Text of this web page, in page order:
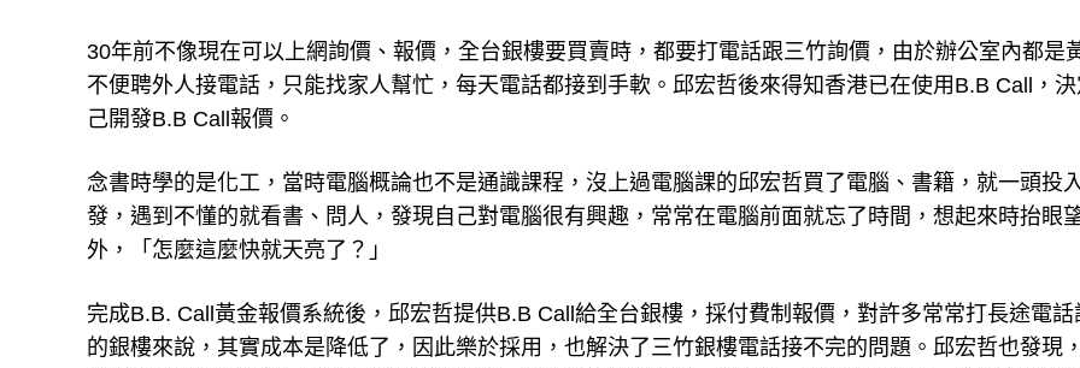
30年前不像現在可以上網詢價、報價，全台銀樓要買賣時，都要打電話跟三竹詢價，由於辦公室內都是
不便聘外人接電話，只能找家人幫忙，每天電話都接到手軟。邱宏哲後來得知香港已在使用B.B Call，
己開發B.B Call報價。
念書時學的是化工，當時電腦概論也不是通識課程，沒上過電腦課的邱宏哲買了電腦、書籍，就一頭投
發，遇到不懂的就看書、問人，發現自己對電腦很有興趣，常常在電腦前面就忘了時間，想起來時抬眼
外，「怎麼這麼快就天亮了？」
完成B.B. Call黃金報價系統後，邱宏哲提供B.B Call給全台銀樓，採付費制報價，對許多常常打長途電話
的銀樓來說，其實成本是降低了，因此樂於採用，也解決了三竹銀樓電話接不完的問題。邱宏哲也發現